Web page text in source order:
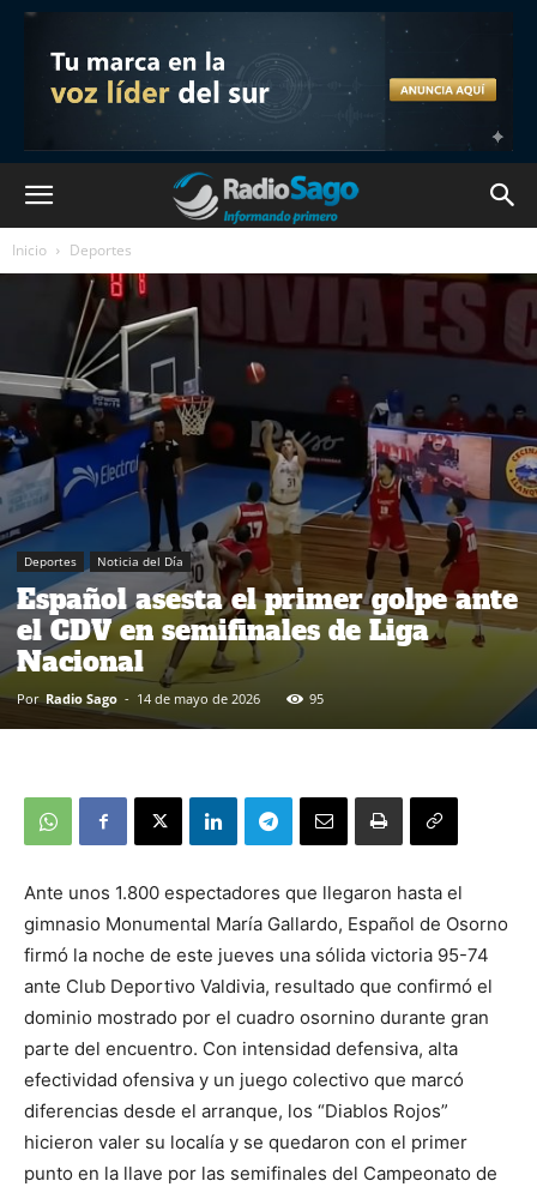
Inicio Deportes
Deportes Noticia del Día
Español asesta el primer golpe ante
el CDV en semifinales de Liga
Nacional
Por Radio Sago - 14 de mayo de 2026 95
Ante unos 1.800 espectadores que llegaron hasta el
gimnasio Monumental María Gallardo, Español de Osorno
firmó la noche de este jueves una sólida victoria 95-74
ante Club Deportivo Valdivia, resultado que confirmó el
dominio mostrado por el cuadro osornino durante gran
parte del encuentro. Con intensidad defensiva, alta
efectividad ofensiva y un juego colectivo que marcó
diferencias desde el arranque, los “Diablos Rojos”
hicieron valer su localía y se quedaron con el primer
punto en la llave por las semifinales del Campeonato de